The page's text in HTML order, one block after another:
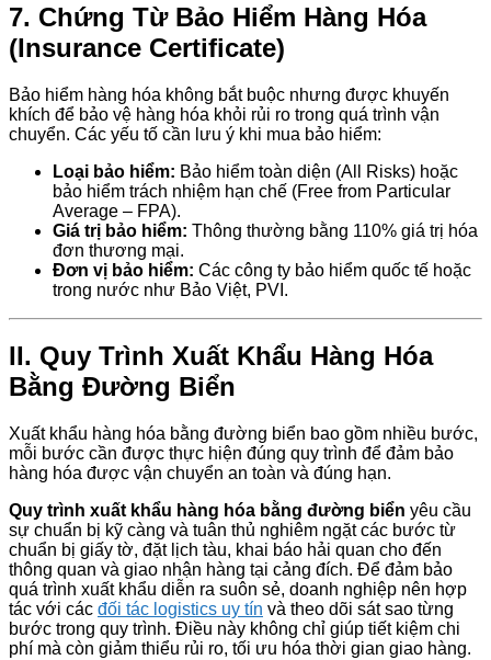
7. Chứng Từ Bảo Hiểm Hàng Hóa
(Insurance Certificate)
Bảo hiểm hàng hóa không bắt buộc nhưng được khuyến
khích để bảo vệ hàng hóa khỏi rủi ro trong quá trình vận
chuyển. Các yếu tố cần lưu ý khi mua bảo hiểm:
Loại bảo hiểm: Bảo hiểm toàn diện (All Risks) hoặc
bảo hiểm trách nhiệm hạn chế (Free from Particular
Average – FPA).
Giá trị bảo hiểm: Thông thường bằng 110% giá trị hóa
đơn thương mại.
Đơn vị bảo hiểm: Các công ty bảo hiểm quốc tế hoặc
trong nước như Bảo Việt, PVI.
II. Quy Trình Xuất Khẩu Hàng Hóa
Bằng Đường Biển
Xuất khẩu hàng hóa bằng đường biển bao gồm nhiều bước,
mỗi bước cần được thực hiện đúng quy trình để đảm bảo
hàng hóa được vận chuyển an toàn và đúng hạn.
Quy trình xuất khẩu hàng hóa bằng đường biển yêu cầu
sự chuẩn bị kỹ càng và tuân thủ nghiêm ngặt các bước từ
chuẩn bị giấy tờ, đặt lịch tàu, khai báo hải quan cho đến
thông quan và giao nhận hàng tại cảng đích. Để đảm bảo
quá trình xuất khẩu diễn ra suôn sẻ, doanh nghiệp nên hợp
tác với các đối tác logistics uy tín và theo dõi sát sao từng
bước trong quy trình. Điều này không chỉ giúp tiết kiệm chi
phí mà còn giảm thiểu rủi ro, tối ưu hóa thời gian giao hàng.